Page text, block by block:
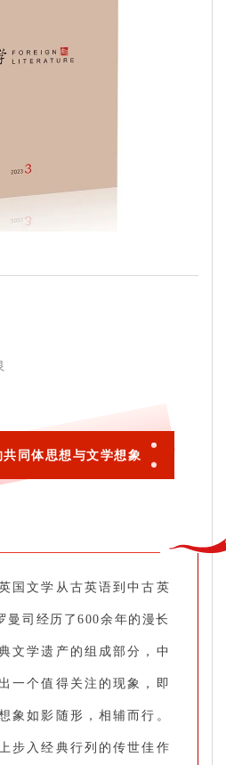
同体思想与文学想象
国文学从古英语到中古英
曼司经历了600余年的漫长
文学遗产的组成部分，中
一个值得关注的现象，即
象如影随形，相辅而行。
步入经典行列的传世佳作